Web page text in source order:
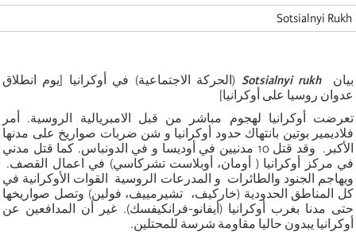
Sotsialnyi Rukh
بيانSotsialnyi rukh (الحركة الاجتماعية) في أوكرانيا [يوم انطلاق
عدوان روسيا على أوكرانيا]
تعرضت أوكرانيا لهجوم مباشر من قبل الامبريالية الروسية. أمر
فلاديمير بوتين بانتهاك حدود أوكرانيا و شن ضربات صواريخ على مدنها
الأكبر. وقد قتل 10 مدنيين في أوديسا و في الدونباس. كما قتل مدني
في مركز أوكرانيا ( أومان، أوبلاست تشركاسي) في اعمال القصف.
ويهاجم الجنود والطائرات و المدرعات الروسية القوات الأوكرانية في
كل المناطق الحدودية (خاركيف، تشيرمييف، فولين) وتصل صواريخها
حتى مدنا بغرب أوكرانيا (أيفانو-فرانكيفسك). غير أن المدافعين عن
أوكرانيا يبدون حاليا مقاومة شرسة للمحتلين.